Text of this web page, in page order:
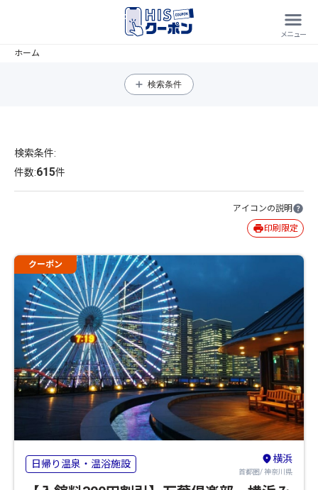
ホーム
検索条件
検索条件:
件数:615件
アイコンの説明
印刷限定
クーポン
日帰り温泉・温浴施設 横浜
首都圏/ 神奈川県